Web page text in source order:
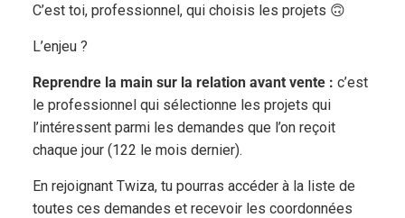
C’est toi, professionnel, qui choisis les projets 🙃
L’enjeu ?
Reprendre la main sur la relation avant vente : c’est
le professionnel qui sélectionne les projets qui
l’intéressent parmi les demandes que l’on reçoit
chaque jour (122 le mois dernier).
En rejoignant Twiza, tu pourras accéder à la liste de
toutes ces demandes et recevoir les coordonnées